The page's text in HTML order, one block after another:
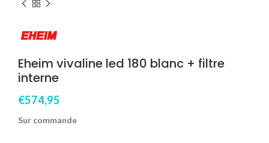
Eheim vivaline led 180 blanc + filtre
interne
€574,95
Sur commande